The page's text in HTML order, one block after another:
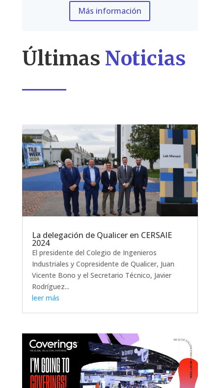
Más información
Últimas Noticias
La delegación de Qualicer en CERSAIE
2024
El presidente del Colegio de Ingenieros
Industriales y Copresidente de Qualicer, Juan
Vicente Bono y el Secretario Técnico, Javier
Rodríguez...
leer más